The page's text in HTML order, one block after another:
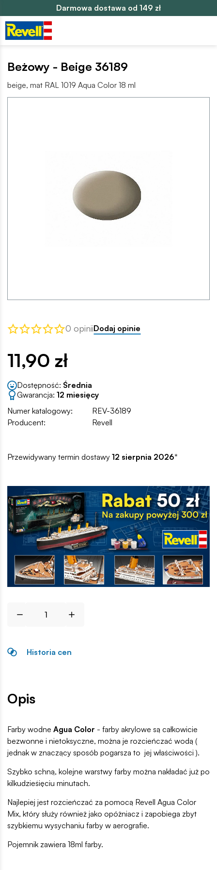
Darmowa dostawa od 149 zł
Beżowy - Beige 36189
beige, mat RAL 1019 Aqua Color 18 ml
0 opiniiDodaj opinie
11,90 zł
Dostępność: Średnia
Gwarancja: 12 miesięcy
Numer katalogowy:
REV-36189
Producent:
Revell
Przewidywany termin dostawy 12 sierpnia 2026*
Historia cen
Opis
Farby wodne Agua Color - farby akrylowe są całkowicie
bezwonne i nietoksyczne, można je rozcieńczać wodą (
jednak w znaczący sposób pogarsza to jej właściwości ).
Szybko schną, kolejne warstwy farby można nakładać już po
kilkudzieśięciu minutach.
Najlepiej jest rozcieńczać za pomocą Revell Agua Color
Mix, który służy również jako opóżniacz i zapobiega zbyt
szybkiemu wysychaniu farby w aerografie.
Pojemnik zawiera 18ml farby.